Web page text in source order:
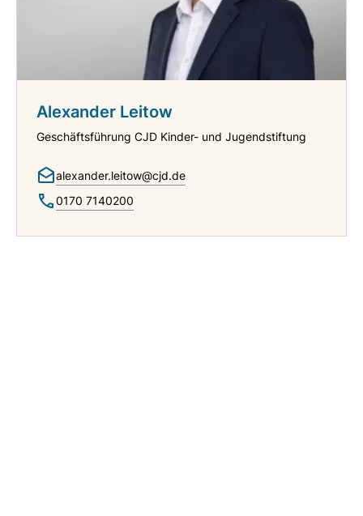
Alexander Leitow
Geschäftsführung CJD Kinder- und Jugendstiftung
alexander.leitow@cjd.de
0170 7140200